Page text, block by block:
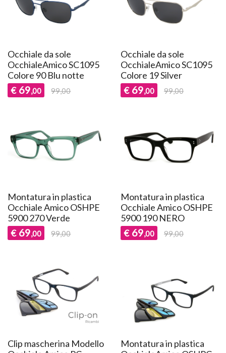
Occhiale da sole
OcchialeAmico SC1095
Colore 90 Blu notte
€ 69,00 99,00
Occhiale da sole
OcchialeAmico SC1095
Colore 19 Silver
€ 69,00 99,00
Montatura in plastica
Occhiale Amico OSHPE
5900 270 Verde
€ 69,00 99,00
Montatura in plastica
Occhiale Amico OSHPE
5900 190 NERO
€ 69,00 99,00
Clip mascherina Modello
Montatura in plastica